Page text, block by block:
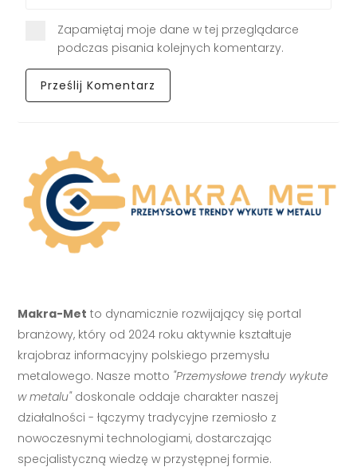
Zapamiętaj moje dane w tej przeglądarce
podczas pisania kolejnych komentarzy.
Makra-Met to dynamicznie rozwijający się portal
branżowy, który od 2024 roku aktywnie kształtuje
krajobraz informacyjny polskiego przemysłu
metalowego. Nasze motto "Przemysłowe trendy wykute
w metalu"doskonale oddaje charakter naszej
działalności - łączymy tradycyjne rzemiosło z
nowoczesnymi technologiami, dostarczając
specjalistyczną wiedzę w przystępnej formie.